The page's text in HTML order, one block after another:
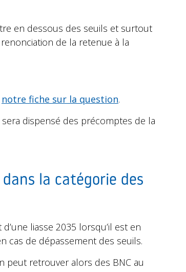
en dessous des seuils et surtout
de la retenue à la
notre fiche sur la question.
dispensé des précomptes de la
la catégorie des
liasse 2035 lorsqu’il est en
cas de dépassement des seuils.
peut retrouver alors des BNC au